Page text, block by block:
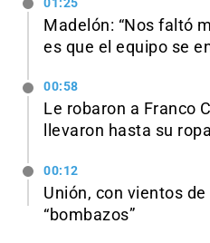
Madelón: “Nos faltó
es que el equipo se
00:58
Le robaron a Franco
llevaron hasta su
00:12
Unión, con vientos
“bombazos”